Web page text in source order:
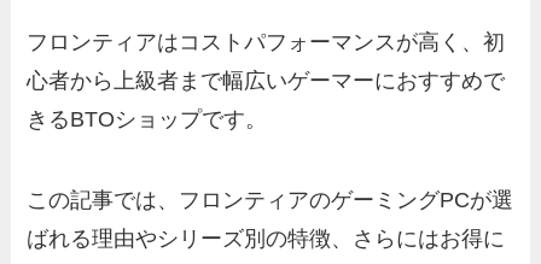
フロンティアはコストパフォーマンスが高く、初
心者から上級者まで幅広いゲーマーにおすすめで
きるBTOショップです。
この記事では、フロンティアのゲーミングPCが選
ばれる理由やシリーズ別の特徴、さらにはお得に